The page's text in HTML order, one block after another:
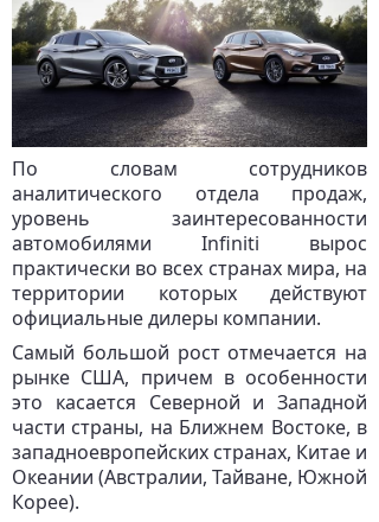
По словам сотрудников
аналитического отдела продаж,
уровень заинтересованности
автомобилями Infiniti вырос
практически во всех странах мира, на
территории которых действуют
официальные дилеры компании.
Самый большой рост отмечается на
рынке США, причем в особенности
это касается Северной и Западной
части страны, на Ближнем Востоке, в
западноевропейских странах, Китае и
Океании (Австралии, Тайване, Южной
Корее).